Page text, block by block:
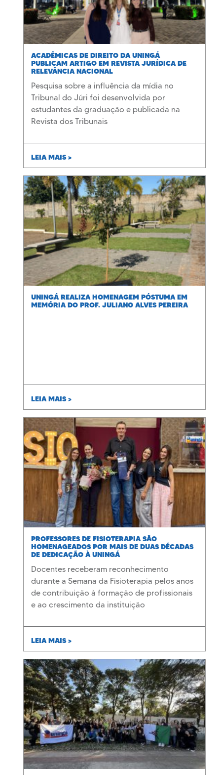
ACADÊMICAS DE DIREITO DA UNINGÁ
PUBLICAM ARTIGO EM REVISTA JURÍDICA DE
RELEVÂNCIA NACIONAL
Pesquisa sobre a influência da mídia no
Tribunal do Júri foi desenvolvida por
estudantes da graduação e publicada na
Revista dos Tribunais
LEIA MAIS >
UNINGÁ REALIZA HOMENAGEM PÓSTUMA EM
MEMÓRIA DO PROF. JULIANO ALVES PEREIRA
LEIA MAIS >
PROFESSORES DE FISIOTERAPIA SÃO
HOMENAGEADOS POR MAIS DE DUAS DÉCADAS
DE DEDICAÇÃO À UNINGÁ
Docentes receberam reconhecimento
durante a Semana da Fisioterapia pelos anos
de contribuição à formação de profissionais
e ao crescimento da instituição
LEIA MAIS >